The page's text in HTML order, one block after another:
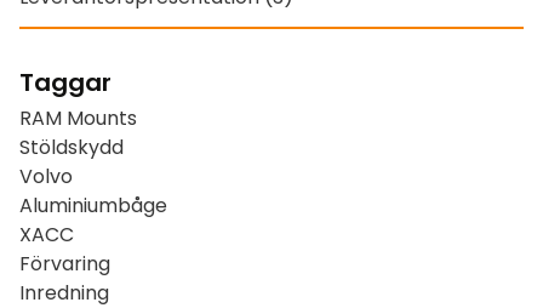
Taggar
RAM Mounts
Stöldskydd
Volvo
Aluminiumbåge
XACC
Förvaring
Inredning